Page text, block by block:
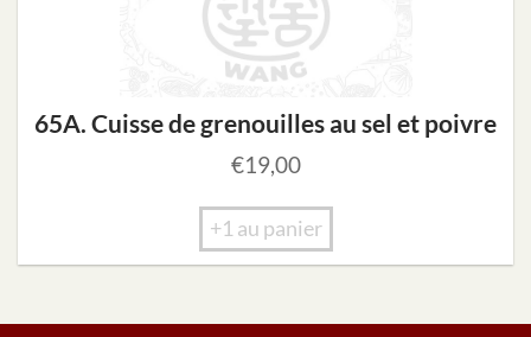
65A. Cuisse de grenouilles au sel et poivre
€19,00
+1 au panier